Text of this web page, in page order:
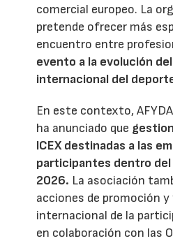
comercial europeo. La
pretende ofrecer más
encuentro entre
evento a la evolución
internacional del
En este contexto,
ha anunciado que
ICEX destinadas a las
participantes dentro del
2026. La asociación
acciones de promoción y
internacional de la
en colaboración con las